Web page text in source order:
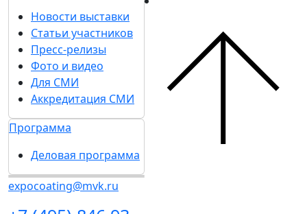
Новости выставки
Статьи участников
Пресс-релизы
Фото и видео
Для СМИ
Аккредитация СМИ
Программа
Деловая программа
expocoating@mvk.ru